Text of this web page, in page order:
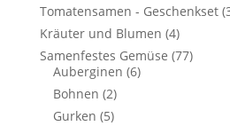
Tomatensamen - Geschenkset
Kräuter und Blumen (4)
Samenfestes Gemüse (77)
Auberginen (6)
Bohnen (2)
Gurken (5)